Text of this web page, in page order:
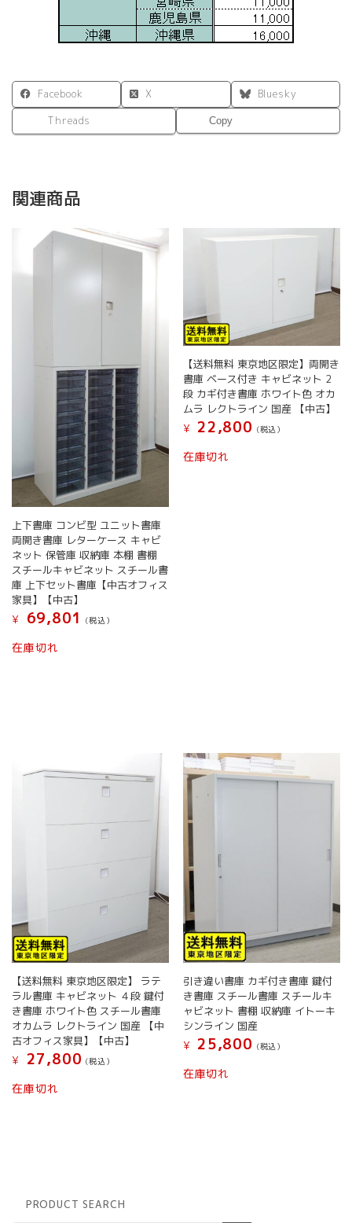
Facebook X
Bluesky
Threads
Copy
関連商品
上下書庫 コンビ型 ユニット書庫
両開き書庫 レターケース キャビ
ネット 保管庫 収納庫 本棚 書棚
スチールキャビネット スチール書
庫 上下セット書庫【中古オフィス
家具】【中古】
¥
69,801 (税込）
在庫切れ
【送料無料 東京地区限定】両開き
書庫 ベース付き キャビネット 2
段 カギ付き書庫 ホワイト色 オカ
ムラ レクトライン 国産 【中古】
¥ 22,800 (税込）
在庫切れ
【送料無料 東京地区限定】 ラテ
ラル書庫 キャビネット ４段 鍵付
き書庫 ホワイト色 スチール書庫
オカムラ レクトライン 国産 【中
古オフィス家具】【中古】
¥
27,800 (税込）
在庫切れ
引き違い書庫 カギ付き書庫 鍵付
き書庫 スチール書庫 スチールキ
ャビネット 書棚 収納庫 イトーキ
シンライン 国産
¥ 25,800 (税込）
在庫切れ
PRODUCT SEARCH